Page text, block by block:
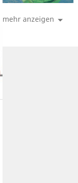
mehr anzeigen